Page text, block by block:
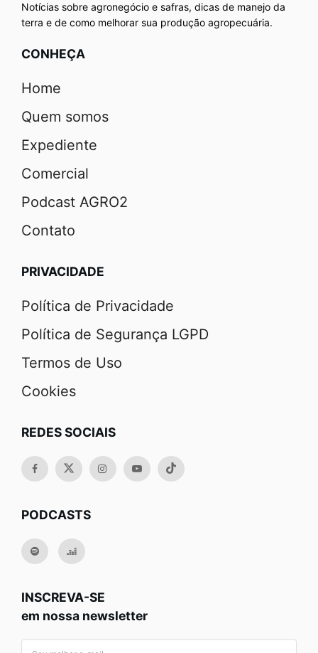
Notícias sobre agronegócio e safras, dicas de manejo da
terra e de como melhorar sua produção agropecuária.
CONHEÇA
Home
Quem somos
Expediente
Comercial
Podcast AGRO2
Contato
PRIVACIDADE
Política de Privacidade
Política de Segurança LGPD
Termos de Uso
Cookies
REDES SOCIAIS
PODCASTS
INSCREVA-SE
em nossa newsletter